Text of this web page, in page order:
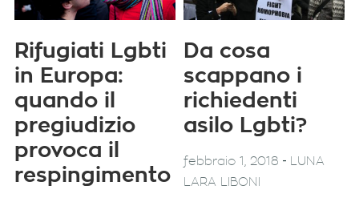
Rifugiati Lgbti
in Europa:
quando il
pregiudizio
provoca il
respingimento
Da cosa
scappano i
richiedenti
asilo Lgbti?
febbraio 1, 2018 - LUNA
LARA LIBONI